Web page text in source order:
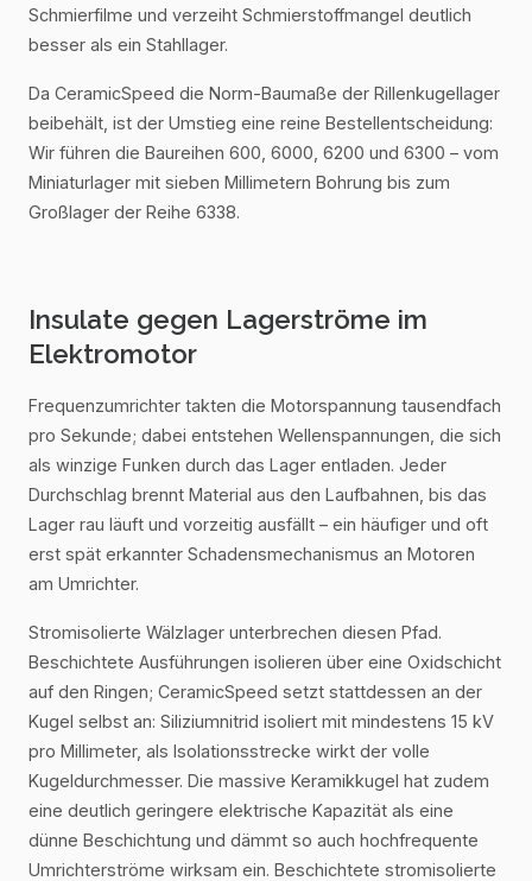
Schmierfilme und verzeiht Schmierstoffmangel deutlich
besser als ein Stahllager.
Da CeramicSpeed die Norm-Baumaße der Rillenkugellager
beibehält, ist der Umstieg eine reine Bestellentscheidung:
Wir führen die Baureihen 600, 6000, 6200 und 6300 – vom
Miniaturlager mit sieben Millimetern Bohrung bis zum
Großlager der Reihe 6338.
Insulate gegen Lagerströme im
Elektromotor
Frequenzumrichter takten die Motorspannung tausendfach
pro Sekunde; dabei entstehen Wellenspannungen, die sich
als winzige Funken durch das Lager entladen. Jeder
Durchschlag brennt Material aus den Laufbahnen, bis das
Lager rau läuft und vorzeitig ausfällt – ein häufiger und oft
erst spät erkannter Schadensmechanismus an Motoren
am Umrichter.
Stromisolierte Wälzlager unterbrechen diesen Pfad.
Beschichtete Ausführungen isolieren über eine Oxidschicht
auf den Ringen; CeramicSpeed setzt stattdessen an der
Kugel selbst an: Siliziumnitrid isoliert mit mindestens 15 kV
pro Millimeter, als Isolationsstrecke wirkt der volle
Kugeldurchmesser. Die massive Keramikkugel hat zudem
eine deutlich geringere elektrische Kapazität als eine
dünne Beschichtung und dämmt so auch hochfrequente
Umrichterströme wirksam ein. Beschichtete stromisolierte